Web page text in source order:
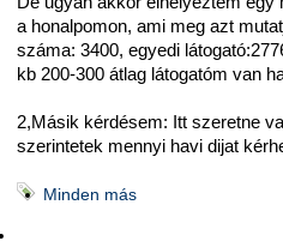
a honalpomon, ami meg azt
száma: 3400, egyedi
kb 200-300 átlag látogatóm van
2,Másik kérdésem: Itt szeretne
szerintetek mennyi havi dijat
Minden más